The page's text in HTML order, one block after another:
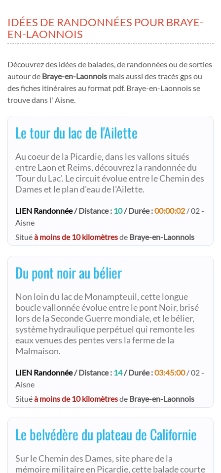
IDÉES DE RANDONNÉES POUR BRAYE-
EN-LAONNOIS
Découvrez des idées de balades, de randonnées ou de sorties
autour de Braye-en-Laonnois mais aussi des tracés gps ou
des fiches itinéraires au format pdf. Braye-en-Laonnois se
trouve dans l' Aisne.
Le tour du lac de l'Ailette
Au coeur de la Picardie, dans les vallons situés
entre Laon et Reims, découvrez la randonnée du
'Tour du Lac'. Le circuit évolue entre le Chemin des
Dames et le plan d'eau de l'Ailette.
LIEN Randonnée/ Distance : 10/ Durée :00:00:02 / 02 -
Aisne
Situéà moins de 10 kilomètresde Braye-en-Laonnois
Du pont noir au bélier
Non loin du lac de Monampteuil, cette longue
boucle vallonnée évolue entre le pont Noir, brisé
lors de la Seconde Guerre mondiale, et le bélier,
système hydraulique perpétuel qui remonte les
eaux venues des pentes vers la ferme de la
Malmaison.
LIEN Randonnée/ Distance : 14/ Durée :03:45:00/ 02 -
Aisne
Situéà moins de 10 kilomètresde Braye-en-Laonnois
Le belvédère du plateau de Californie
Sur le Chemin des Dames, site phare de la
mémoire militaire en Picardie, cette balade courte